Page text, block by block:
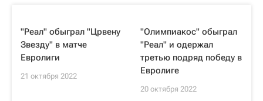
"Реал" обыграл "Црвену
Звезду" в матче
Евролиги
21 октября 2022
"Олимпиакос" обыграл
"Реал" и одержал
третью подряд победу в
Евролиге
20 октября 2022